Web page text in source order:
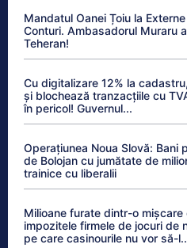
Mandatul Oanei Țoiu la
Conturi. Ambasadorul Muraru
Teheran!
Cu digitalizare 12% la
și blochează tranzacțiile cu
în pericol! Guvernul...
Operațiunea Noua Slovă: Bani
de Bolojan cu jumătate de
trainice cu liberalii
Milioane furate dintr-o
impozitele firmele de jocuri de
pe care casinourile nu vor să-